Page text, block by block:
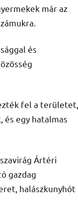
már az
és
fel a területet,
egy hatalmas
Ártéri
gazdag
halászkunyhót